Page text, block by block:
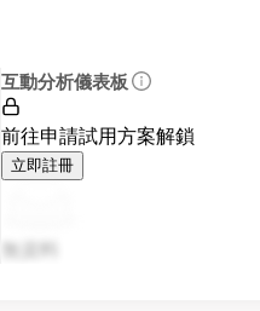
互動分析儀表板
前往申請試用方案解鎖
立即註冊
無資料